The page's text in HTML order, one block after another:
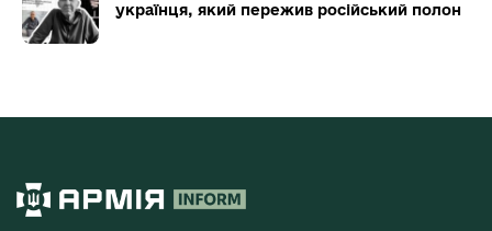
українця, який пережив російський полон